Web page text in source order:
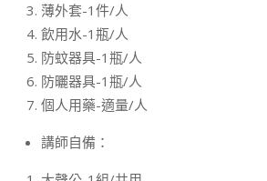
薄外套-1件/人
飲用水-1瓶/人
防蚊器具-1瓶/人
防曬器具-1瓶/人
個人用藥-適量/人
講師自備：